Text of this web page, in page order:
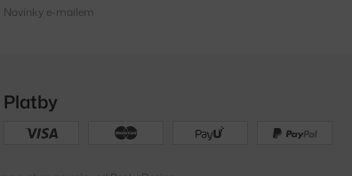
Novinky e-mailem
Platby